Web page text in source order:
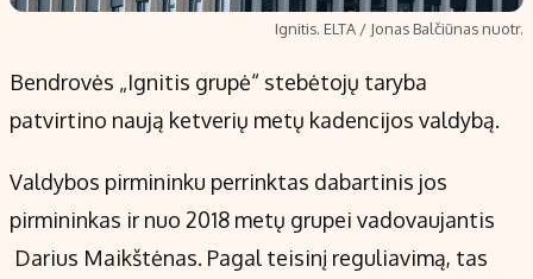
Redakcija
Redakcijos politika
Privatumo politika
Ignitis. ELTA / Jonas Balčiūnas nuotr.
Bendrovės „Ignitis grupė“ stebėtojų taryba
patvirtino naują ketverių metų kadencijos valdybą.
Valdybos pirmininku perrinktas dabartinis jos
pirmininkas ir nuo 2018 metų grupei vadovaujantis
Darius Maikštėnas. Pagal teisinį reguliavimą, tas